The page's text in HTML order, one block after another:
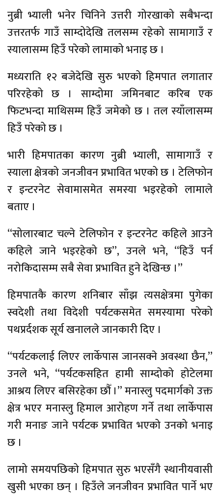
नुब्री भ्याली भनेर चिनिने उत्तरी गोरखाको सबैभन्दा
उत्तरतर्फ गाउँ साम्दोदेखि तलसम्म रहेको सामागाउँ र
स्यालासम्म हिउँ परेको लामाको भनाइ छ ।
मध्यराति १२ बजेदेखि सुरु भएको हिमपात लगातार
परिरहेको छ । साम्दोमा जमिनबाट करिब एक
फिटभन्दा माथिसम्म हिउँ जमेको छ । तल स्याँलासम्म
हिउँ परेको छ ।
भारी हिमपातका कारण नुब्री भ्याली, सामागाउँ र
स्याला क्षेत्रको जनजीवन प्रभावित भएको छ । टेलिफोन
र इन्टरनेट सेवामासमेत समस्या भइरहेको लामाले
बताए ।
“सोलारबाट चल्ने टेलिफोन र इन्टरनेट कहिले आउने
कहिले जाने भइरहेको छ”, उनले भने, “हिउँ पर्न
नरोकिदासम्म सबै सेवा प्रभावित हुने देखिन्छ ।’’
हिमपातकै कारण शनिबार साँझ त्यसक्षेत्रमा पुगेका
स्वदेशी तथा विदेशी पर्यटकसमेत समस्यामा परेको
पथप्रर्दशक सूर्य खनालले जानकारी दिए ।
“पर्यटकलाई लिएर लार्केपास जानसक्ने अवस्था छैन,”
उनले भने, “पर्यटकसहित हामी साम्दोको होटेलमा
आश्रय लिएर बसिरहेका छौँ ।’’ मनास्लु पदमार्गको उक्त
क्षेत्र भएर मनास्लु हिमाल आरोहण गर्ने तथा लार्केपास
गरी मनाङ जाने पर्यटक प्रभावित भएको उनको भनाइ
छ ।
लामो समयपछिको हिमपात सुरु भएसँगै स्थानीयवासी
खुसी भएका छन् । हिउँले जनजीवन प्रभावित पार्ने भए